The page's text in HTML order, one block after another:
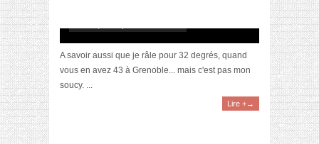
A savoir aussi que je râle pour 32 degrés, quand
vous en avez 43 à Grenoble... mais c'est pas mon
soucy. ...
Lire +→